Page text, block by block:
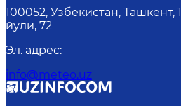
100052, Узбекистан,
йули, 72
Эл. адрес:
info@meteo.uz